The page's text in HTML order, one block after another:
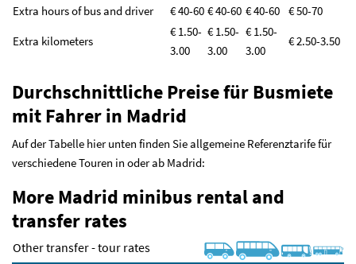
Extra hours of bus and driver
€ 40-60 € 40-60 € 40-60 € 50-70
Extra kilometers
€ 1.50-
3.00
€ 1.50-
3.00
€ 1.50-
3.00
€ 2.50-3.50
Durchschnittliche Preise für Busmiete
mit Fahrer in Madrid
Auf der Tabelle hier unten finden Sie allgemeine Referenztarife für
verschiedene Touren in oder ab Madrid:
More Madrid minibus rental and
transfer rates
Other transfer - tour rates